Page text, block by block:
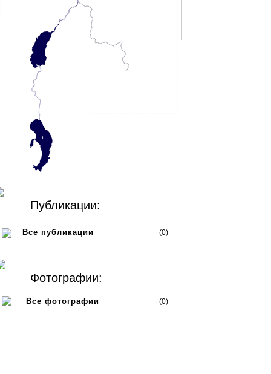
Публикации:
Все публикации (0)
Фотографии:
Все фотографии (0)